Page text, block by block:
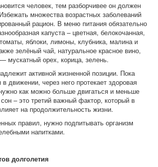
человек, тем разборчивее он должен
множества возрастных заболеваний
рацион. В меню питания обязательно
капуста – цветная, белокочанная,
яблоки, лимоны, клубника, малина и
зелёный чай, натуральное красное вино,
мускатный орех, корица, зелень.
активной жизненной позиции. Пока
движении, через него протекает здоровая
как можно больше двигаться и меньше
– это третий важный фактор, который в
на продолжительность жизни.
правил, нужно подпитывать организм
напитками.
долголетия